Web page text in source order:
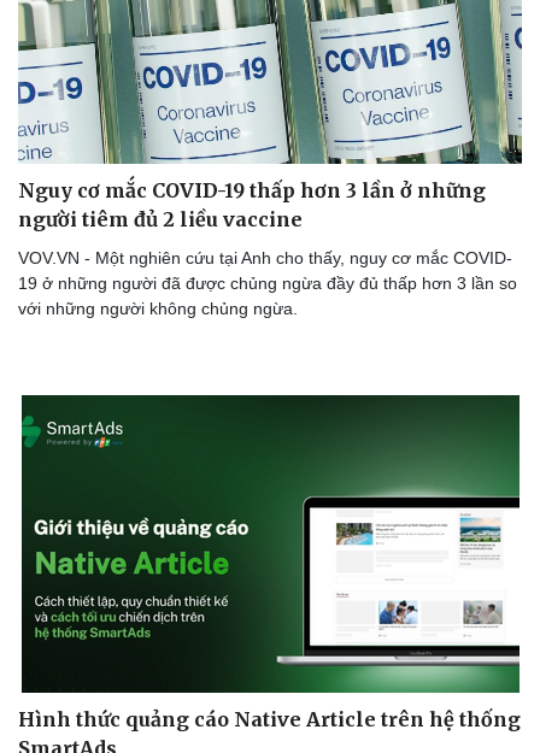
Thế giới thể thao
eSports
Hậu trường
Tư vấn
Nguy cơ mắc COVID-19 thấp hơn 3 lần ở những
người tiêm đủ 2 liều vaccine
VOV.VN - Một nghiên cứu tại Anh cho thấy, nguy cơ mắc COVID-
19 ở những người đã được chủng ngừa đầy đủ thấp hơn 3 lần so
với những người không chủng ngừa.
Hình thức quảng cáo Native Article trên hệ thống
SmartAds